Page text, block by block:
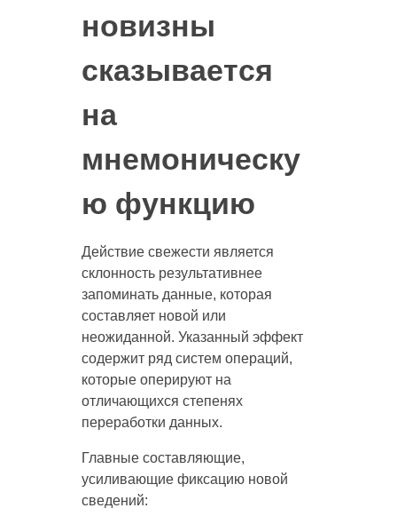
новизны
сказывается
на
мнемоническу
ю функцию
Действие свежести является
склонность результативнее
запоминать данные, которая
составляет новой или
неожиданной. Указанный эффект
содержит ряд систем операций,
которые оперируют на
отличающихся степенях
переработки данных.
Главные составляющие,
усиливающие фиксацию новой
сведений: